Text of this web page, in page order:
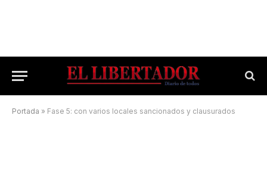
Portada » Fase 5: con varios locales sancionados y clausurados